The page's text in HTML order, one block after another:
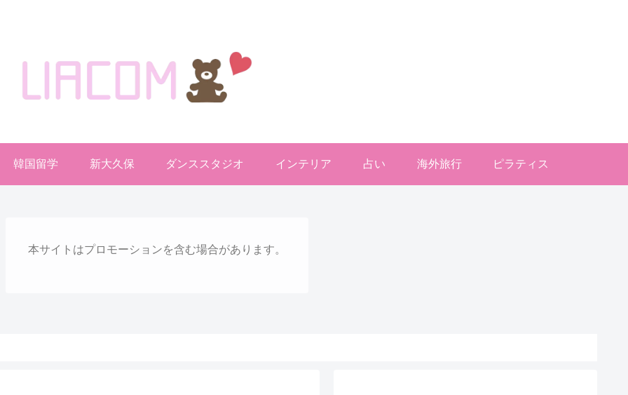
韓国留学 新大久保 ダンススタジオ インテリア 占い 海外旅行 ピラティス
本サイトはプロモーションを含む場合があります。